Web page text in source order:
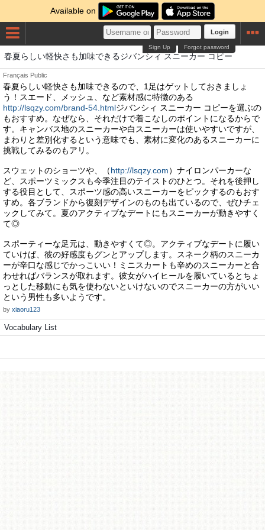
Available on
Login
Forgot password
Sign Up
春夏らしい軽快さも加味できるジバンシィ スニーカー コピー
Français Public
春夏らしい軽快さも加味できるので、1足はゲットしておきましょ
う！スエード、メッシュ、など素材感に特徴のある
http://lsqzy.com/brand-54.htmlジバンシィ スニーカー コピーを選ぶの
もおすすめ。なぜなら、それだけで着こなしのポイントになるからで
す。キャンバス地のスニーカーや白スニーカーは使いやすいですが、
まわりと差別化するという意味でも、素材に変化のあるスニーカーに
挑戦してみるのもアリ。
スウェットのショーツや、（http://lsqzy.com）ナイロンパーカーな
ど、スポーツミックスも今季注目のテイストのひとつ。それを後押し
する役目として、スポーツ感の高いスニーカーをピックするのもおす
すめ。各ブランドから復刻デザインのものも出ているので、ぜひチェ
ックしてみて。夏のアクティブなデートにもスニーカーが動きやすく
て◎
スポーティーな足元は、動きやすくて◎。アクティブなデートに履い
ていけば、彼の好感度もグンとアップします。スネーク柄のスニーカ
ーが辛口な感じでかっこいい！ミニスカートも辛めのスニーカーと合
わせればバランスが取れます。彼女がハイヒールを履いているとちょ
っとした移動にも気を使わないといけないのでスニーカーの方がいい
という男性も多いようです。
by xiaoru123
Vocabulary List